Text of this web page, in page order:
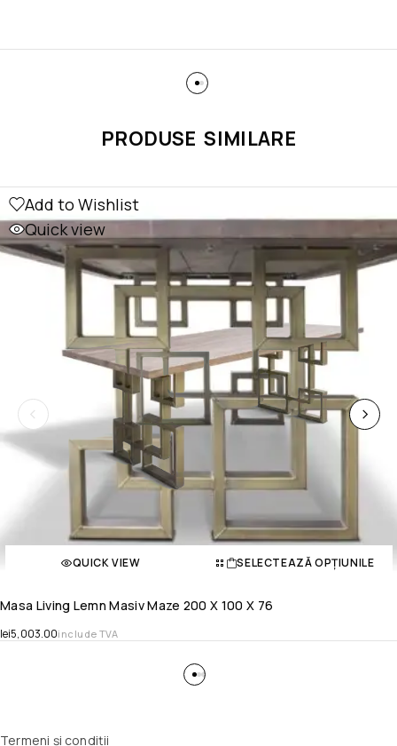
PRODUSE SIMILARE
Add to Wishlist
Quick view
QUICK VIEW SELECTEAZĂ OPȚIUNILE
Masa Living Lemn Masiv Maze 200 X 100 X 76
lei5,003.00include TVA
Termeni și condiții